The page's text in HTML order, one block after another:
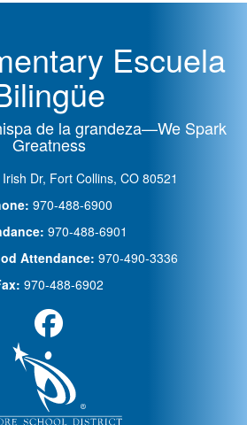
Escuela
de la grandeza—We Spark
Greatness
Dr, Fort Collins, CO 80521
970-488-6900
970-488-6901
Attendance: 970-490-3336
970-488-6902